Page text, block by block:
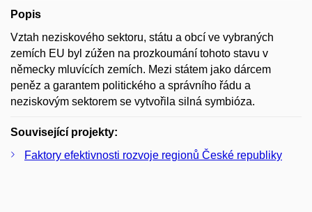
Popis
Vztah neziskového sektoru, státu a obcí ve vybraných
zemích EU byl zúžen na prozkoumání tohoto stavu v
německy mluvících zemích. Mezi státem jako dárcem
peněz a garantem politického a správního řádu a
neziskovým sektorem se vytvořila silná symbióza.
Související projekty:
Faktory efektivnosti rozvoje regionů České republiky